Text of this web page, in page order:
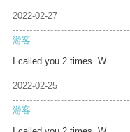
2022-02-27
游客
I called you 2 times. W
2022-02-25
游客